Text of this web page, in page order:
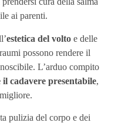
ai parenti.
estetica del volto e delle
possono rendere il
L’arduo compito
il cadavere presentabile,
pulizia del corpo e dei